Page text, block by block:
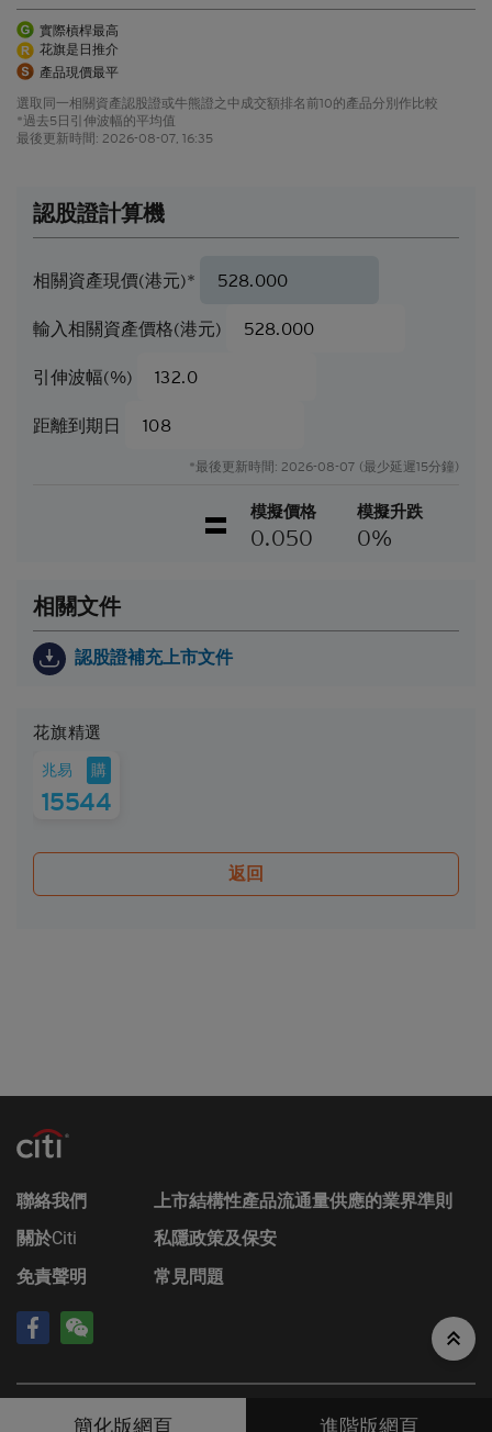
閣下可能無法收回部份或甚至全部應收款項。如閣下
投資結構性產品，所依賴的是發行人的信譽。結構性
產品的價格可急升或急跌，投資者或會蒙受全盤損
失。結構性產品於二級市場的流通性亦是無法預測
的。花旗環球金融亞洲有限公司或會是結構性產品的
唯一流通量提供者。本香港網站所載的任何見解、預
測或估計構成資料登載當日的判斷，不能保證日後的
者有重大差異。過往表現並非日後業績的指標。
遵守基本上市文件（包括其任何增編）所載牛熊證條
在觀察期內達到贖回價/贖回水平時，牛熊證將自動
（如屬N類牛熊證），或可能會收到名為剩餘價值的
因此，有意投資的人士應當確保其本人明白結構性產
品的性質及風險，如果情況適用，亦應徵詢其本人的
投資結構性產品的決定均適當地考慮到投資者的具體
情況及財務狀況。對於因認購或購買結構性產品而產
就每次發行的結構性產品而言，閣下應當細閱及瞭解
結構性產品的條款及細則，以及基本上市文件（包括
其任何增編）和相關補充上市文件所載有關發行人的
3號冠君大廈50樓。
Citigroup的成員公司可能會進行本身的坐盤買賣，可
能會持有結構性產品的長倉或短倉或其他權益，亦可
進行買賣。Citigroup亦參與或可能參與其他金融、投
資及專業活動而因此有時可能會產生涉及到本香港網
任何責任。此外，互聯網上或電子郵件的通訊並非穩
靠的方法，發送的資料可能會被截查、遺失或遭到銷
何責任，亦不保證任何通訊或附件或本香港網站不會
私隱
密，除另有明確規定者外，該等資料僅會以閣下同意
的方式使用。閣下登入本香港網站，即被視為同意網
劃、產品開發及研究等用途上。請參閱本香港網站
www.citiwarrants.com的私隱政策聲明，以便瞭解閣
實際槓桿最高
花旗是日推介
產品現價最平
選取同一相關資產認股證或牛熊證之中成交額排名前10的產品分別作比較
*過去5日引伸波幅的平均值
最後更新時間: 2026-08-07, 16:35
認股證計算機
相關資產現價(港元)*
輸入相關資產價格(港元)
引伸波幅(%)
距離到期日
*最後更新時間: 2026-08-07 (最少延遲15分鐘)
模擬價格
0.050
模擬升跌
0%
相關文件
認股證補充上市文件
花旗精選
兆易 購
15544
返回
聯絡我們
上市結構性產品流通量供應的業界準則
關於Citi
私隱政策及保安
免責聲明
常見問題
簡化版網頁 進階版網頁